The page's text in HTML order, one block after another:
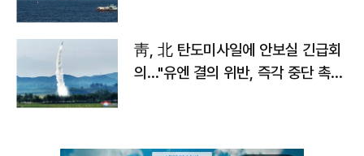
靑, 北 탄도미사일에 안보실 긴급회
의…"유엔 결의 위반, 즉각 중단 촉